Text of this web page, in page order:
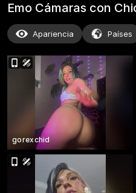
Emo Cámaras con
Apariencia Países
gorexchid